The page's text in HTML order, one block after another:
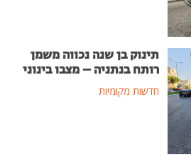
תינוק בן שנה נכווה משמן
רותח בנתניה – מצבו בינוני
חדשות מקומיות